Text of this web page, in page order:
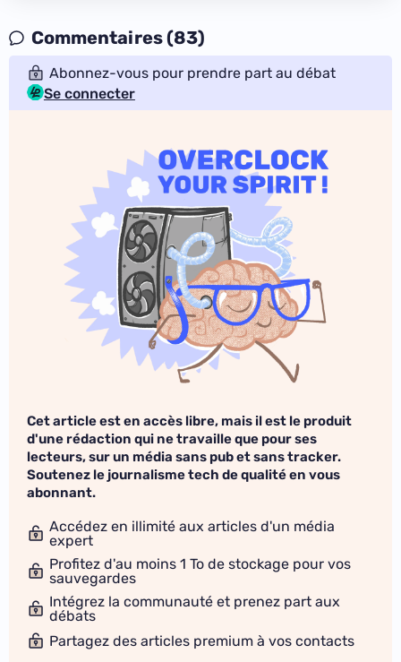
Commentaires (83)
Abonnez-vous pour prendre part au débat
Se connecter
Cet article est en accès libre, mais il est le produit
d'une rédaction qui ne travaille que pour ses
lecteurs, sur un média sans pub et sans tracker.
Soutenez le journalisme tech de qualité en vous
abonnant.
Accédez en illimité aux articles d'un média
expert
Profitez d'au moins 1 To de stockage pour vos
sauvegardes
Intégrez la communauté et prenez part aux
débats
Partagez des articles premium à vos contacts